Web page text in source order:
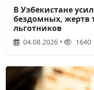
В Узбекистане
бездомных, жертв
льготников
04.08.2026 • 1640